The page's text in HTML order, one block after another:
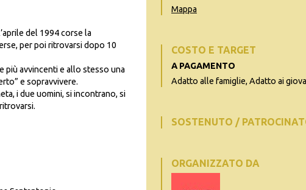
del 1994 corse la
per poi ritrovarsi dopo 10
più avvincenti e allo stesso una
e sopravvivere.
i due uomini, si incontrano, si
Mappa
COSTO E TARGET
A PAGAMENTO
Adatto alle famiglie, Adatto ai
SOSTENUTO /
ORGANIZZATO DA